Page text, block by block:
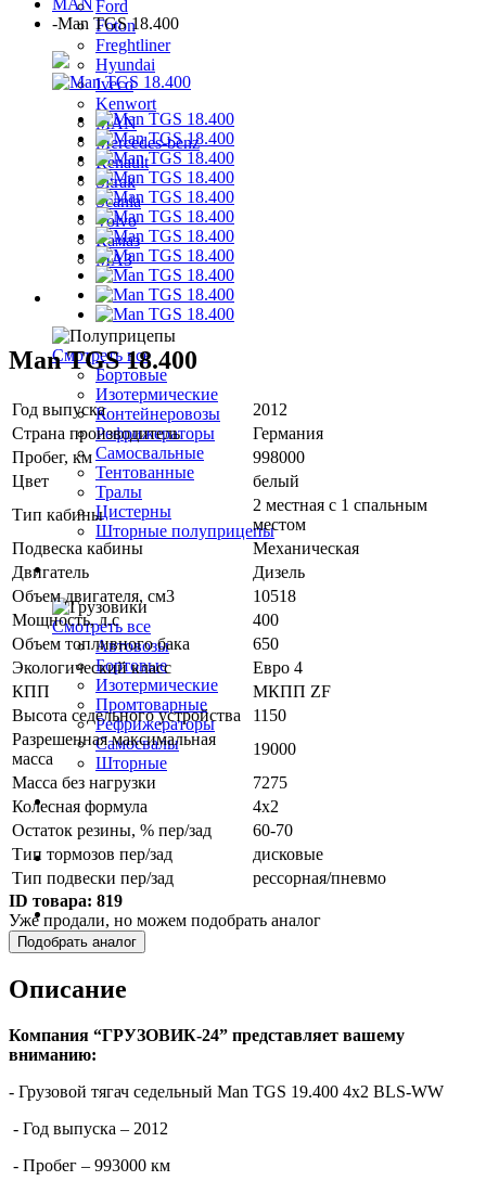
Ford
Foton
Freghtliner
Hyundai
Iveco
Kenwort
MAN
Mercedes-benz
Renault
Sitrak
Scania
Volvo
Камаз
МАЗ
Полуприцепы
Смотреть все
Бортовые
Изотермические
Контейнеровозы
Рефрижераторы
Самосвальные
Тентованные
Тралы
Цистерны
Шторные полуприцепы
Грузовики
Смотреть все
Автовозы
Бортовые
Изотермические
Промтоварные
Рефрижераторы
Самосвалы
Шторные
Коммерческие авто
Автобусы
Спецтехника
MAN
-Man TGS 18.400
Man TGS 18.400
Год выпуска
2012
Страна производитель
Германия
Пробег, км
998000
Цвет
белый
Тип кабины
2 местная с 1 спальным
местом
Подвеска кабины
Механическая
Двигатель
Дизель
Объем двигателя, см3
10518
Мощность, л.с
400
Объем топливного бака
650
Экологический класс
Евро 4
КПП
МКПП ZF
Высота седельного устройства
1150
Разрешенная максимальная
масса
19000
Масса без нагрузки
7275
Колесная формула
4х2
Остаток резины, % пер/зад
60-70
Тип тормозов пер/зад
дисковые
Тип подвески пер/зад
рессорная/пневмо
ID товара: 819
Уже продали, но можем подобрать аналог
Подобрать аналог
Описание
Компания “ГРУЗОВИК-24” представляет вашему
вниманию:
- Грузовой тягач седельный Man TGS 19.400 4x2 BLS-WW
- Год выпуска – 2012
- Пробег – 993000 км